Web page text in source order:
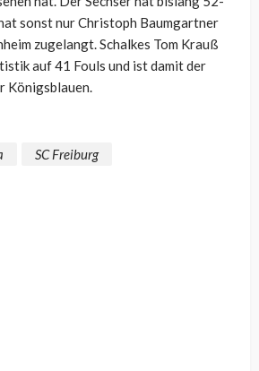
sonst nur Christoph Baumgartner
zugelangt. Schalkes Tom Krauß
auf 41 Fouls und ist damit der
Königsblauen.
SC Freiburg